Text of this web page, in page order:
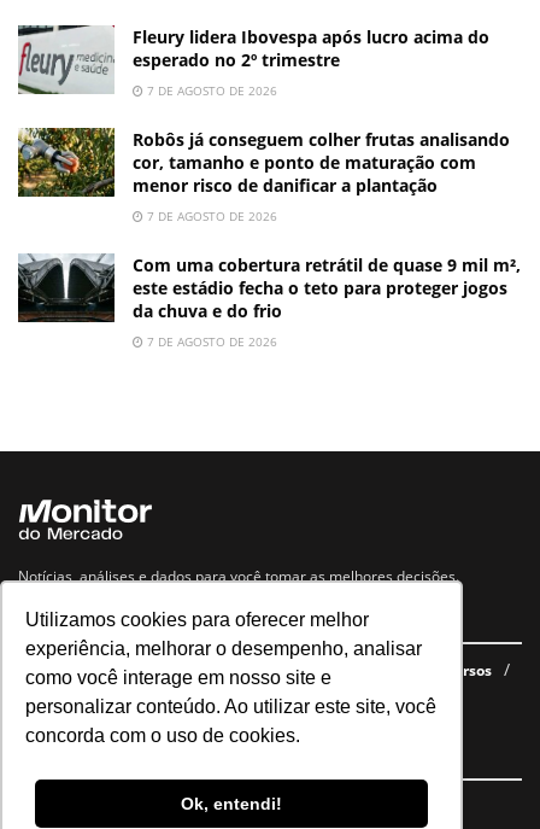
Utilizamos cookies para oferecer melhor
experiência, melhorar o desempenho, analisar
como você interage em nosso site e
personalizar conteúdo. Ao utilizar este site, você
concorda com o uso de cookies.
Ok, entendi!
Fleury lidera Ibovespa após lucro acima do
esperado no 2º trimestre
7 DE AGOSTO DE 2026
Robôs já conseguem colher frutas analisando
cor, tamanho e ponto de maturação com
menor risco de danificar a plantação
7 DE AGOSTO DE 2026
Com uma cobertura retrátil de quase 9 mil m²,
este estádio fecha o teto para proteger jogos
da chuva e do frio
7 DE AGOSTO DE 2026
Notícias, análises e dados para você tomar as melhores decisões.
Navegue no site
Últimas notícias Quem somos E-books gratuitos
Cursos
Política de privacidade